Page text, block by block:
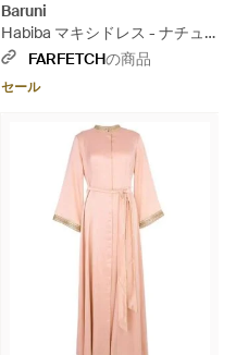
Baruni
Habiba マキシドレス - ナチュ
ラルFARFETCHの商品
セール